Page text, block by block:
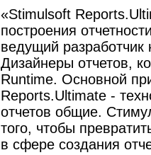
«Stimulsoft
построения
ведущий
Дизайнеры отчетов,
Runtime. Основной
Reports.Ultimate -
отчетов общие.
того, чтобы
в сфере создания